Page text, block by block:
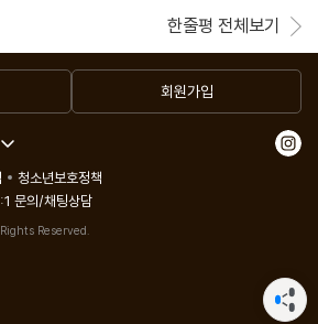
그리 피곤하게 사냐는 답이 돌아오기도 하
는 알지 못했던 일들입니다. 비건이라는 이
받아야만 하는 하루, 비건에 대한 배려가
를 받지 않기 위해 노력하는 마음, 내 신념
진심을 다해 즐겁게 요리하는 일, 그런 에
고 답을 찾아가는 하루가 이 책에 담겨 있
요리가 별로 없다고 생각할 많은 독자들을
비건 레시피를 에피소드 끝에 함께 실었습
는, 당근 라페 후무스 오픈 샌드위치
있는, 렌틸 스튜
향 가득 감자 뇨끼
채 푸주 덮밥
이올리
두부 덮밥
배추 스테이크
한줄평 전체보기
회원가입
청소년보호정책
문의/채팅상담
Reserved.